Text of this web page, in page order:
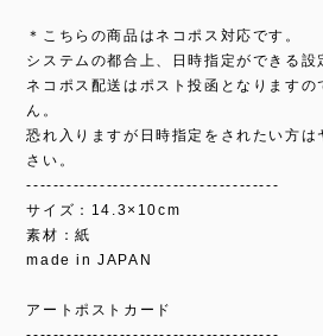
＊こちらの商品はネコポス対応です。
システムの都合上、日時指定ができる設
ネコポス配送はポスト投函となりますの
ん。
恐れ入りますが日時指定をされたい方は
さい。
--------------------------------------
サイズ：14.3×10cm
素材：紙
made in JAPAN
アートポストカード